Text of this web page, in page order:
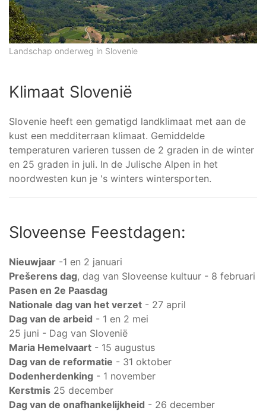
Landschap onderweg in Slovenie
Klimaat Slovenië
Slovenie heeft een gematigd landklimaat met aan de
kust een medditerraan klimaat. Gemiddelde
temperaturen varieren tussen de 2 graden in de winter
en 25 graden in juli. In de Julische Alpen in het
noordwesten kun je 's winters wintersporten.
Sloveense Feestdagen:
Nieuwjaar -1 en 2 januari
Prešerens dag, dag van Sloveense kultuur - 8 februari
Pasen en 2e Paasdag
Nationale dag van het verzet - 27 april
Dag van de arbeid - 1 en 2 mei
25 juni - Dag van Slovenië
Maria Hemelvaart - 15 augustus
Dag van de reformatie - 31 oktober
Dodenherdenking - 1 november
Kerstmis 25 december
Dag van de onafhankelijkheid - 26 december